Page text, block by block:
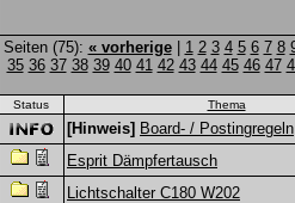
Seiten (75): « vorherige 1 2 3 4 5 6 7 8
35 36 37 38 39 40 41 42 43 44 45 46 47
Status Thema
[Hinweis] Board- / Postingregeln
Esprit Dämpfertausch
Lichtschalter C180 W202